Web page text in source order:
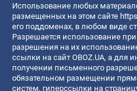
Использование любых
размещенных на этом сайте
его поддоменах, в любом виде
Разрешается использование
разрешения на их
ссылки на сайт OBOZ.UA, а для
получении письменного
обязательном размещении
систем, гиперссылки на